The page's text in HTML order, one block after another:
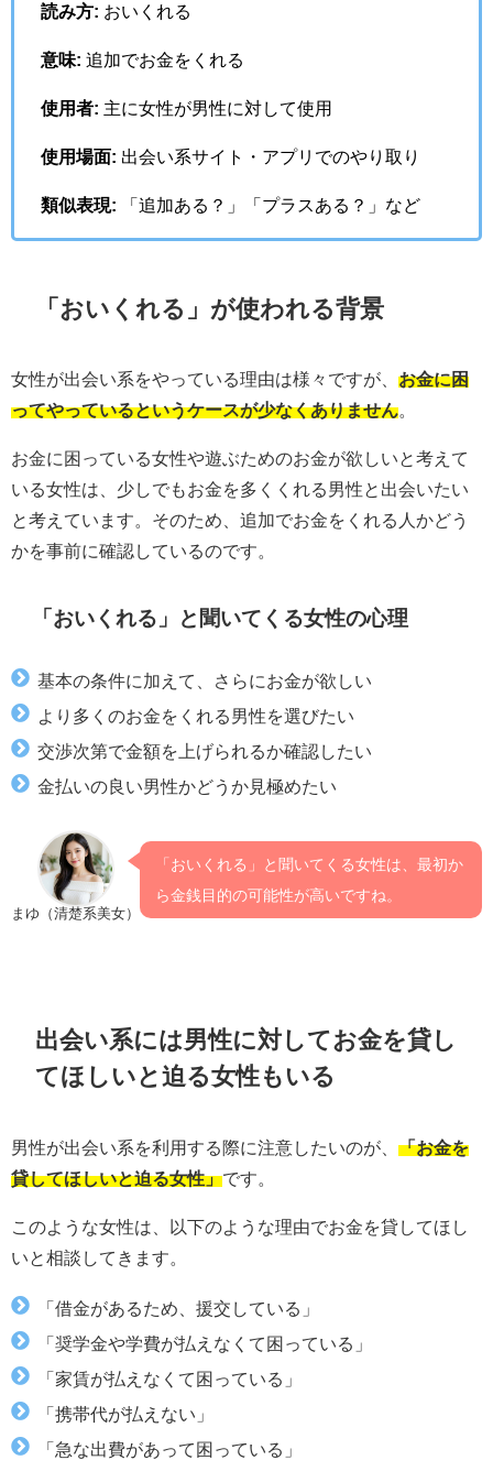
読み方: おいくれる
意味: 追加でお金をくれる
使用者: 主に女性が男性に対して使用
使用場面: 出会い系サイト・アプリでのやり取り
類似表現: 「追加ある？」「プラスある？」など
「おいくれる」が使われる背景
女性が出会い系をやっている理由は様々ですが、 お金に困
ってやっているというケースが少なくありません。
お金に困っている女性や遊ぶためのお金が欲しいと考えて
いる女性は、少しでもお金を多くくれる男性と出会いたい
と考えています。そのため、追加でお金をくれる人かどう
かを事前に確認しているのです。
「おいくれる」と聞いてくる女性の心理
基本の条件に加えて、さらにお金が欲しい
より多くのお金をくれる男性を選びたい
交渉次第で金額を上げられるか確認したい
金払いの良い男性かどうか見極めたい
まゆ（清楚系美女）
「おいくれる」と聞いてくる女性は、最初か
ら金銭目的の可能性が高いですね。
出会い系には男性に対してお金を貸し
てほしいと迫る女性もいる
男性が出会い系を利用する際に注意したいのが、 「お金を
貸してほしいと迫る女性」です。
このような女性は、以下のような理由でお金を貸してほし
いと相談してきます。
「借金があるため、援交している」
「奨学金や学費が払えなくて困っている」
「家賃が払えなくて困っている」
「携帯代が払えない」
「急な出費があって困っている」